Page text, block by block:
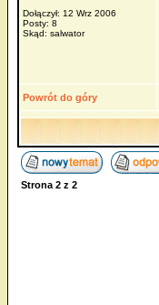
Dołączył: 12 Wrz 2006
Posty: 8
Skąd: salwator
Powrót do góry
Strona 2 z 2